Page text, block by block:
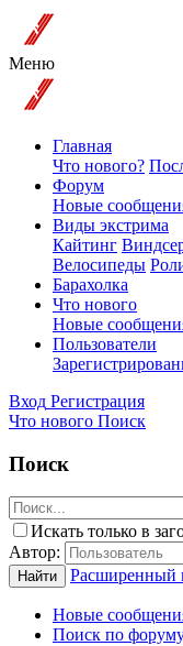
Меню
Главная
Что нового?
Форум
Новые
Виды экстрима
Кайтинг
Велосипеды
Барахолка
Что нового
Новые
Пользователи
Вход Регистрация
Что нового Поиск
Поиск
Искать только в
Автор:
Найти Расширенный
Новые
Поиск по